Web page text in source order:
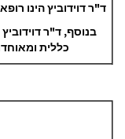
ד"ר דוידוביץ הינו
בנוסף, ד"ר
כללית